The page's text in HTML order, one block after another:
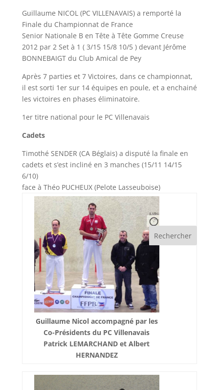
Guillaume NICOL (PC VILLENAVAIS) a remporté la
Finale du Championnat de France
Senior Nationale B en Tête à Tête Gomme Creuse
2012 par 2 Set à 1 ( 3/15 15/8 10/5 ) devant Jérôme
BONNEBAIGT du Club Amical de Pey
Après 7 parties et 7 Victoires, dans ce championnat,
il est sorti 1er sur 14 équipes en poule, et a enchainé
les victoires en phases éliminatoire.
1er titre national pour le PC Villenavais
Cadets
Timothé SENDER (CA Béglais) a disputé la finale en
cadets et s’est incliné en 3 manches (15/11 14/15
6/10)
face à Théo PUCHEUX (Pelote Lasseuboise)
Guillaume Nicol accompagné par les
Co-Présidents du PC Villenavais
Patrick LEMARCHAND et Albert
HERNANDEZ